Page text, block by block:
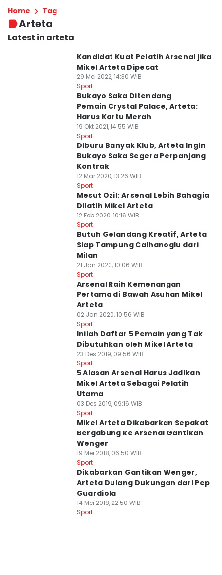
Home Tag
Arteta
Latest in arteta
Kandidat Kuat Pelatih Arsenal jika
Mikel Arteta Dipecat
29 Mei 2022, 14:30 WIB
Sport
Bukayo Saka Ditendang
Pemain Crystal Palace, Arteta:
Harus Kartu Merah
19 Okt 2021, 14:55 WIB
Sport
Diburu Banyak Klub, Arteta Ingin
Bukayo Saka Segera Perpanjang
Kontrak
12 Mar 2020, 13:26 WIB
Sport
Mesut Ozil: Arsenal Lebih Bahagia
Dilatih Mikel Arteta
12 Feb 2020, 10:16 WIB
Sport
Butuh Gelandang Kreatif, Arteta
Siap Tampung Calhanoglu dari
Milan
21 Jan 2020, 10:06 WIB
Sport
Arsenal Raih Kemenangan
Pertama di Bawah Asuhan Mikel
Arteta
02 Jan 2020, 10:56 WIB
Sport
Inilah Daftar 5 Pemain yang Tak
Dibutuhkan oleh Mikel Arteta
23 Des 2019, 09:56 WIB
Sport
5 Alasan Arsenal Harus Jadikan
Mikel Arteta Sebagai Pelatih
Utama
03 Des 2019, 09:16 WIB
Sport
Mikel Arteta Dikabarkan Sepakat
Bergabung ke Arsenal Gantikan
Wenger
19 Mei 2018, 06:50 WIB
Sport
Dikabarkan Gantikan Wenger,
Arteta Dulang Dukungan dari Pep
Guardiola
14 Mei 2018, 22:50 WIB
Sport